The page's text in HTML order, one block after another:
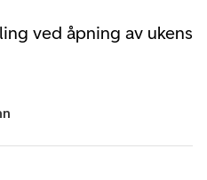
ved åpning av ukens